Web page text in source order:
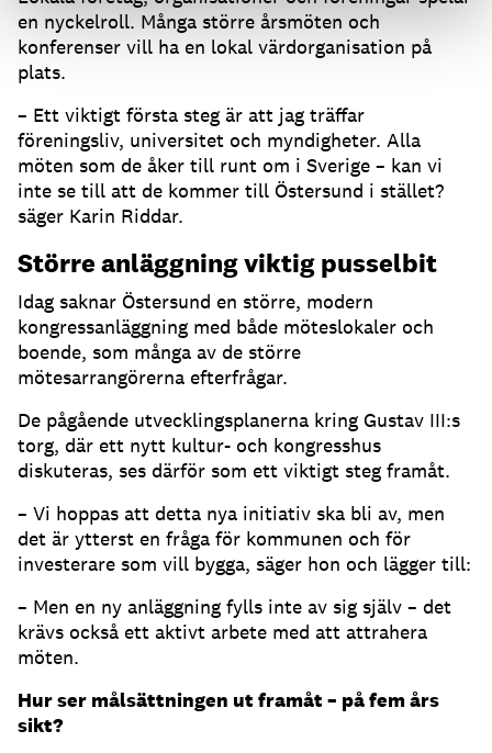
en nyckelroll. Många större årsmöten och
konferenser vill ha en lokal värdorganisation på
plats.
– Ett viktigt första steg är att jag träffar
föreningsliv, universitet och myndigheter. Alla
möten som de åker till runt om i Sverige – kan vi
inte se till att de kommer till Östersund i stället?
säger Karin Riddar.
Större anläggning viktig pusselbit
Idag saknar Östersund en större, modern
kongressanläggning med både möteslokaler och
boende, som många av de större
mötesarrangörerna efterfrågar.
De pågående utvecklingsplanerna kring Gustav III:s
torg, där ett nytt kultur- och kongresshus
diskuteras, ses därför som ett viktigt steg framåt.
– Vi hoppas att detta nya initiativ ska bli av, men
det är ytterst en fråga för kommunen och för
investerare som vill bygga, säger hon och lägger till:
– Men en ny anläggning fylls inte av sig själv – det
krävs också ett aktivt arbete med att attrahera
möten.
Hur ser målsättningen ut framåt – på fem års
sikt?